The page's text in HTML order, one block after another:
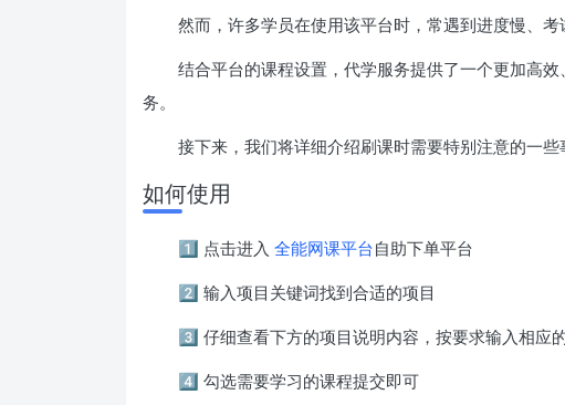
然而，许多学员在使用该平台时，常遇到进度慢、
结合平台的课程设置，代学服务提供了一个更加高
务。
接下来，我们将详细介绍刷课时需要特别注意的一
如何使用
1️⃣ 点击进入 全能网课平台自助下单平台
2️⃣ 输入项目关键词找到合适的项目
3️⃣ 仔细查看下方的项目说明内容，按要求输入相应
4️⃣ 勾选需要学习的课程提交即可